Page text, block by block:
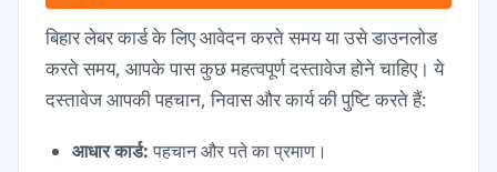
बिहार लेबर कार्ड के लिए आवेदन करते समय या उसे डाउनलोड
करते समय, आपके पास कुछ महत्वपूर्ण दस्तावेज होने चाहिए। ये
दस्तावेज आपकी पहचान, निवास और कार्य की पुष्टि करते हैं:
आधार कार्ड: पहचान और पते का प्रमाण।